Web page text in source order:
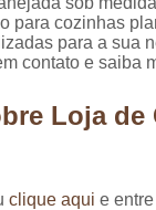
para cozinhas
para a sua
contato e saiba
Loja
clique aqui e